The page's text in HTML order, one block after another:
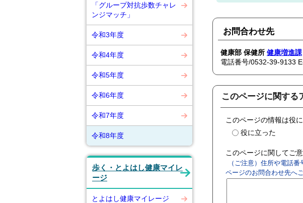
「グループ対抗歩数チャレ
ンジマッチ」
令和3年度
令和4年度
令和5年度
令和6年度
令和7年度
令和8年度
歩く・とよはし健康マイレ
ージ
とよはし健康マイレージ
お問合わせ先
健康部 保健所 健康増進課
電話番号/0532-39-9133
このページに関する
このページの情報は役
役に立った
このページに関してご
（ご注意）住所や電話
ページのお問合わせ先へ